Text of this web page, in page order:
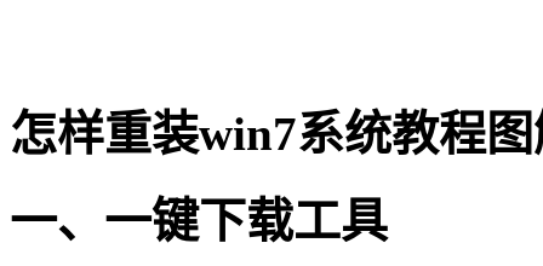
怎样重装win7系统教程
一、一键下载工具